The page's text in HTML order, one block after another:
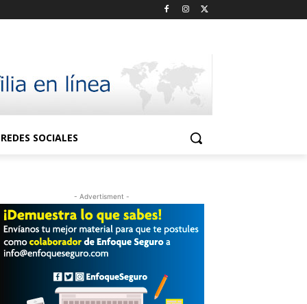
REDES SOCIALES
- Advertisment -